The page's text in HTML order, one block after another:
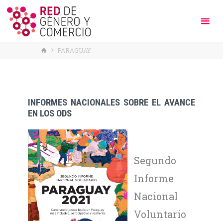
HOME
PARAGUAY
INFORMES NACIONALES SOBRE EL AVANCE
EN LOS ODS
Segundo
Informe
Nacional
Voluntario